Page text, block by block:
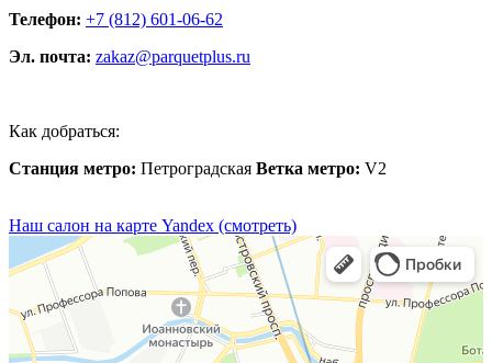
Телефон: +7 (812) 601-06-62
Эл. почта: zakaz@parquetplus.ru
Как добраться:
Станция метро: Петроградская Ветка метро: V2
Наш салон на карте Yandex (смотреть)